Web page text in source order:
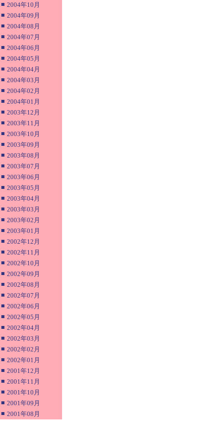
■ 2004年10月
■ 2004年09月
■ 2004年08月
■ 2004年07月
■ 2004年06月
■ 2004年05月
■ 2004年04月
■ 2004年03月
■ 2004年02月
■ 2004年01月
■ 2003年12月
■ 2003年11月
■ 2003年10月
■ 2003年09月
■ 2003年08月
■ 2003年07月
■ 2003年06月
■ 2003年05月
■ 2003年04月
■ 2003年03月
■ 2003年02月
■ 2003年01月
■ 2002年12月
■ 2002年11月
■ 2002年10月
■ 2002年09月
■ 2002年08月
■ 2002年07月
■ 2002年06月
■ 2002年05月
■ 2002年04月
■ 2002年03月
■ 2002年02月
■ 2002年01月
■ 2001年12月
■ 2001年11月
■ 2001年10月
■ 2001年09月
■ 2001年08月